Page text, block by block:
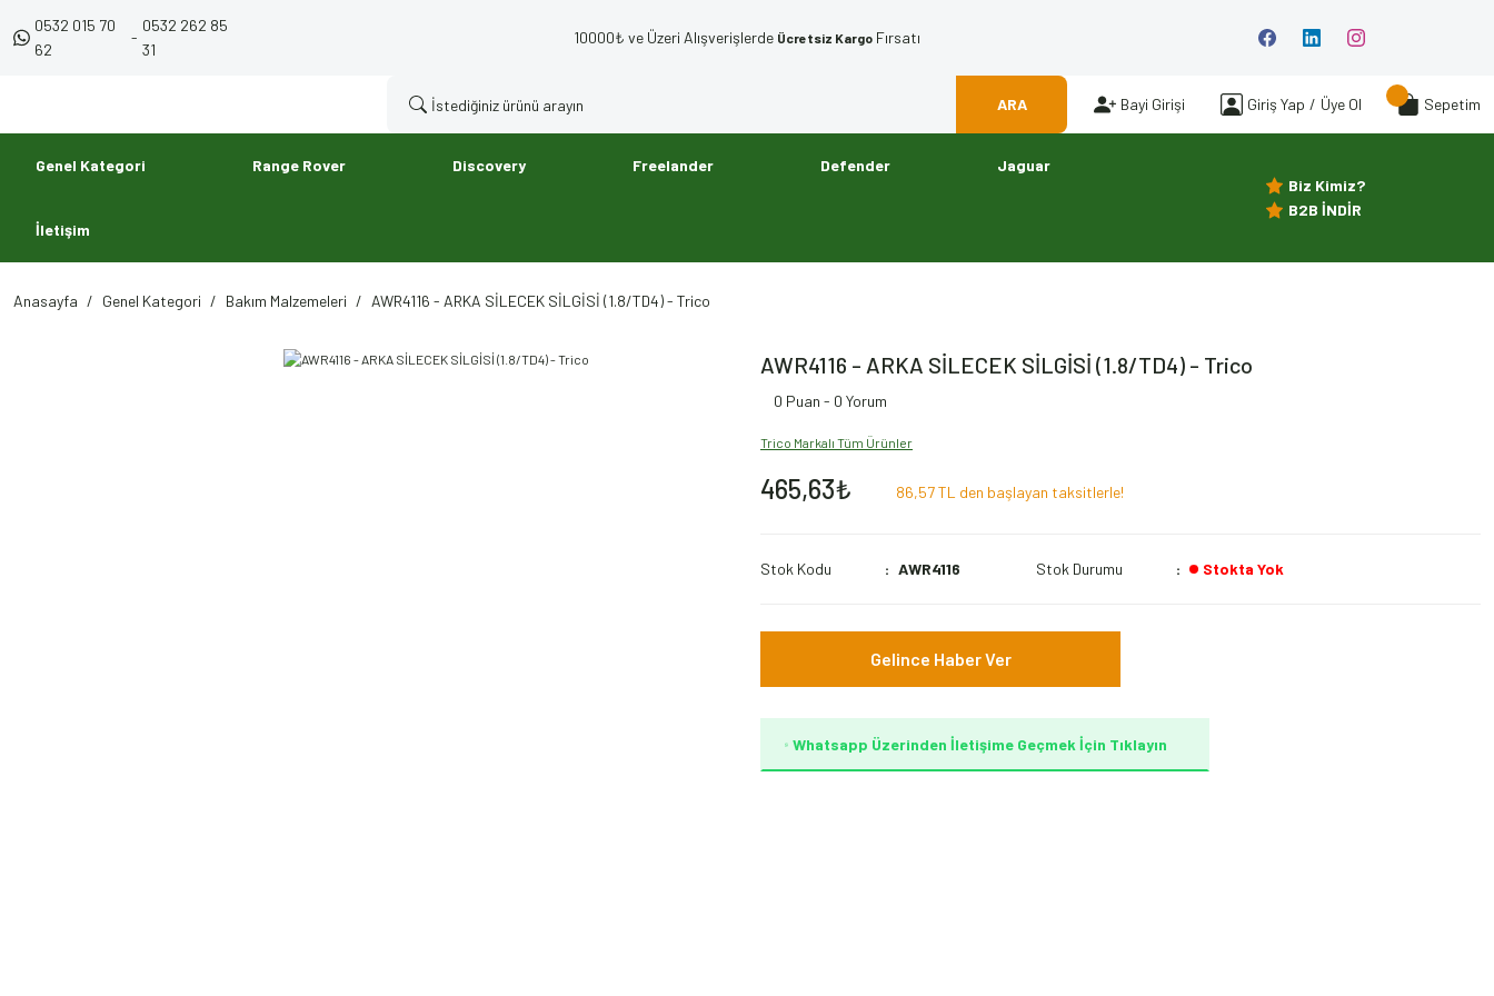
0532 015 70
62
-
0532 262 85
31
10000₺ ve Üzeri Alışverişlerde Ücretsiz Kargo Fırsatı
ARA Bayi Girişi Giriş Yap / Üye Ol Sepetim
Genel Kategori Range Rover Discovery Freelander Defender Jaguar
İletişim
Biz Kimiz?
B2B İNDİR
Anasayfa Genel Kategori Bakım Malzemeleri AWR4116 - ARKA SİLECEK SİLGİSİ (1.8/TD4) - Trico
AWR4116 - ARKA SİLECEK SİLGİSİ (1.8/TD4) - Trico
0 Puan - 0 Yorum
Trico Markalı Tüm Ürünler
465,63₺ 86,57 TL den başlayan taksitlerle!
Stok Kodu AWR4116 Stok Durumu Stokta Yok
Gelince Haber Ver
Whatsapp Üzerinden İletişime Geçmek İçin Tıklayın